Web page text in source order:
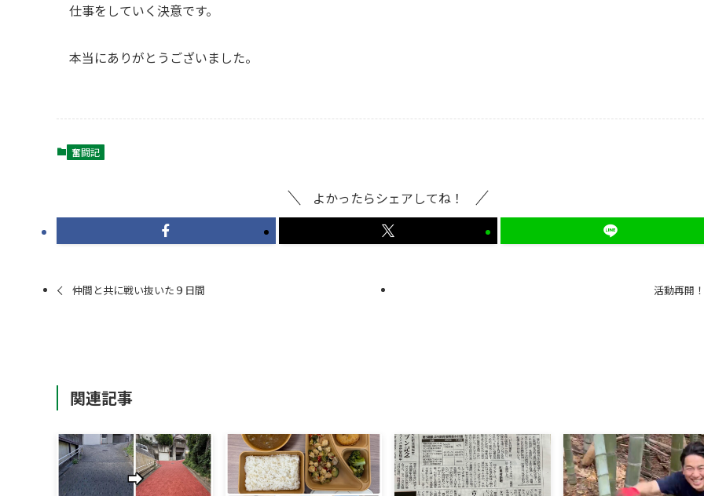
仕事をしていく決意です。
本当にありがとうございました。
奮闘記
よかったらシェアしてね！
仲間と共に戦い抜いた９日間 活動再開！
関連記事